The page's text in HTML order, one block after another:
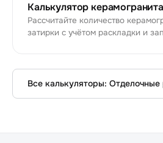
Калькулятор керамогранита
Рассчитайте количество
затирки с учётом раскладки и
Все калькуляторы: Отделочные